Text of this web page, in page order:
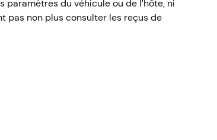
du véhicule ou de l’hôte, ni
pas non plus consulter les reçus de